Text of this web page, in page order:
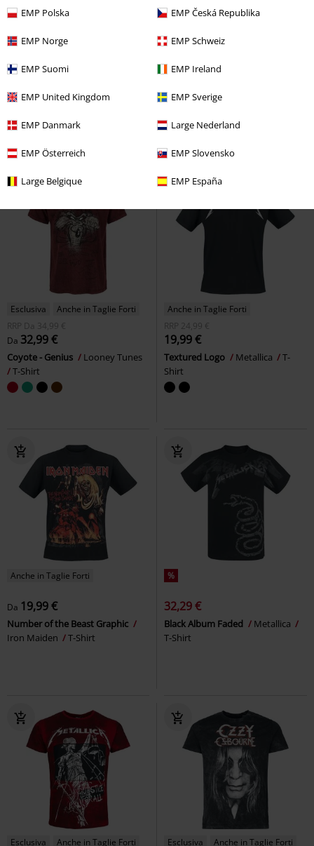
EMP Polska EMP Česká Republika
EMP Norge EMP Schweiz
EMP Suomi EMP Ireland
EMP United Kingdom EMP Sverige
EMP Danmark Large Nederland
EMP Österreich EMP Slovensko
Large Belgique EMP España
19,99 €
Unknown pleasures
T-Shirt
Anche in Taglie Forti
30,99 €
Engel
Esclusiva
Anche in Taglie Forti
RRP
Da
34,99 €
Da 32,99 €
Coyote - Genius
Looney Tunes
T-Shirt
Anche in Taglie Forti
RRP
24,99 €
19,99 €
Textured Logo Metallica
T-
Shirt
Anche in Taglie Forti
Da 19,99 €
Number of the Beast Graphic
Iron Maiden
T-Shirt
%
32,29 €
Black Album Faded
Metallica
T-Shirt
Esclusiva
Anche in Taglie Forti
Esclusiva Anche in Taglie Forti